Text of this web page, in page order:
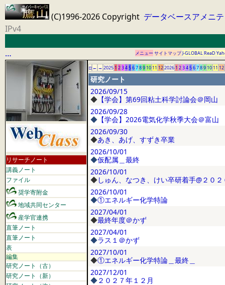
(C)1996-2026 Copyright データベースアメニ
IPv4
… メニューサイトマップJ-GLOBALReaD
リサーチノート
講義ノート
ファイル
奨学寄附金
地域共同センター
産学官連携
直筆ノート
直筆ノート
表
編集
研究ノート（古）
研究ノート（新）
□ ← → 2025 1 23456789 10 11 122026 1 23456789 10 11 12
研究ノート
2026/09/15
◆ 【学会】第69回粘土科学討論会＠岡山
2026/09/28
◆ 【学会】2026電気化学秋季大会＠富山
2026/09/30
◆あき、あげ、すずき卒業
2026/10/01
◆仮配属＿最終
2026/10/01
◆しゅん、なつき、けい卒研着手@２０
2026/10/01
◆①エネルギー化学特論
2027/04/01
◆最終年度＠かず
2027/04/01
◆ラス１＠かず
2027/10/01
◆①エネルギー化学特論＿最終＿
2027/12/01
◆２０２７年１２月